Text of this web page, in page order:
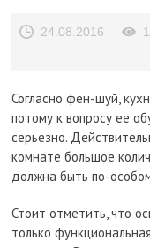
24.08.2016
Согласно фен-шуй,
потому к вопросу ее
серьезно.
комнате большое
должна быть по-
Стоит отметить, что
только